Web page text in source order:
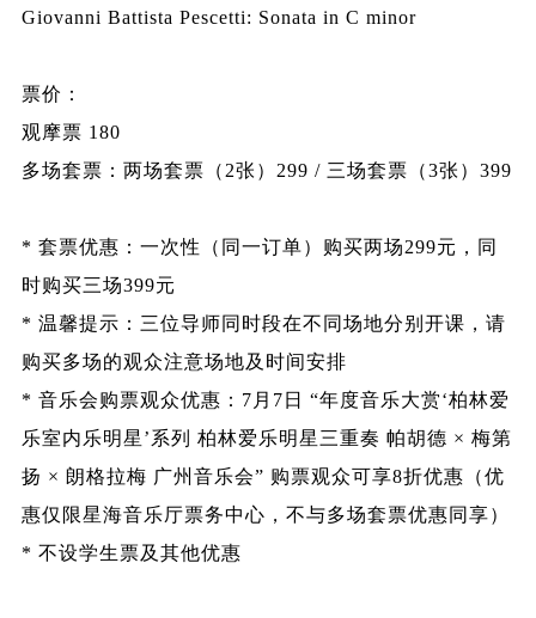
Giovanni Battista Pescetti: Sonata in C minor
票价：
观摩票 180
多场套票：两场套票（2张）299 / 三场套票（3张）399
* 套票优惠：一次性（同一订单）购买两场299元，同
时购买三场399元
* 温馨提示：三位导师同时段在不同场地分别开课，请
购买多场的观众注意场地及时间安排
* 音乐会购票观众优惠：7月7日 “年度音乐大赏‘柏林爱
乐室内乐明星’系列 柏林爱乐明星三重奏 帕胡德 × 梅第
扬 × 朗格拉梅 广州音乐会” 购票观众可享8折优惠（优
惠仅限星海音乐厅票务中心，不与多场套票优惠同享）
* 不设学生票及其他优惠